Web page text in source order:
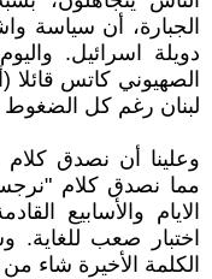
الجبارة، أن سياسة
دويلة اسرائيل.
الصهيوني كاتس
لبنان رغم كل الضغوط
وعلينا أن نصدق كلام
مما نصدق كلام
الايام والأسابيع
اختبار صعب
الكلمة الأخيرة شاء